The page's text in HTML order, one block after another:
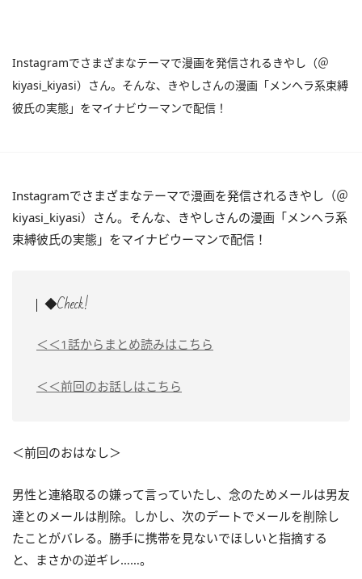
Instagramでさまざまなテーマで漫画を発信されるきやし（＠
kiyasi_kiyasi）さん。そんな、きやしさんの漫画「メンヘラ系束縛
彼氏の実態」をマイナビウーマンで配信！
Instagramでさまざまなテーマで漫画を発信されるきやし（＠
kiyasi_kiyasi）さん。そんな、きやしさんの漫画「メンヘラ系
束縛彼氏の実態」をマイナビウーマンで配信！
◆Check!
＜＜1話からまとめ読みはこちら
＜＜前回のお話しはこちら
＜前回のおはなし＞
男性と連絡取るの嫌って言っていたし、念のためメールは男友
達とのメールは削除。しかし、次のデートでメールを削除し
たことがバレる。勝手に携帯を見ないでほしいと指摘する
と、まさかの逆ギレ……。